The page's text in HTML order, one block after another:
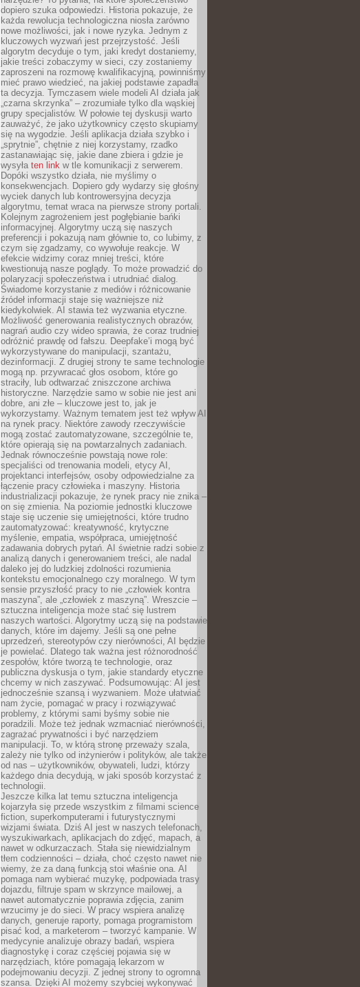
dopiero szuka odpowiedzi. Historia pokazuje, że
każda rewolucja technologiczna niosła zarówno
nowe możliwości, jak i nowe ryzyka. Jednym z
kluczowych wyzwań jest przejrzystość. Jeśli
algorytm decyduje o tym, jaki kredyt dostaniemy,
jakie treści zobaczymy w sieci, czy zostaniemy
zaproszeni na rozmowę kwalifikacyjną, powinniśmy
mieć prawo wiedzieć, na jakiej podstawie zapadła
ta decyzja. Tymczasem wiele modeli AI działa jak
„czarna skrzynka” – zrozumiałe tylko dla wąskiej
grupy specjalistów. W połowie tej dyskusji warto
zauważyć, że jako użytkownicy często skupiamy
się na wygodzie. Jeśli aplikacja działa szybko i
„sprytnie”, chętnie z niej korzystamy, rzadko
zastanawiając się, jakie dane zbiera i gdzie je
wysyła ten link w tle komunikacji z serwerem.
Dopóki wszystko działa, nie myślimy o
konsekwencjach. Dopiero gdy wydarzy się głośny
wyciek danych lub kontrowersyjna decyzja
algorytmu, temat wraca na pierwsze strony portali.
Kolejnym zagrożeniem jest pogłębianie bańki
informacyjnej. Algorytmy uczą się naszych
preferencji i pokazują nam głównie to, co lubimy, z
czym się zgadzamy, co wywołuje reakcje. W
efekcie widzimy coraz mniej treści, które
kwestionują nasze poglądy. To może prowadzić do
polaryzacji społeczeństwa i utrudniać dialog.
Świadome korzystanie z mediów i różnicowanie
źródeł informacji staje się ważniejsze niż
kiedykolwiek. AI stawia też wyzwania etyczne.
Możliwość generowania realistycznych obrazów,
nagrań audio czy wideo sprawia, że coraz trudniej
odróżnić prawdę od fałszu. Deepfake’i mogą być
wykorzystywane do manipulacji, szantażu,
dezinformacji. Z drugiej strony te same technologie
mogą np. przywracać głos osobom, które go
straciły, lub odtwarzać zniszczone archiwa
historyczne. Narzędzie samo w sobie nie jest ani
dobre, ani złe – kluczowe jest to, jak je
wykorzystamy. Ważnym tematem jest też wpływ AI
na rynek pracy. Niektóre zawody rzeczywiście
mogą zostać zautomatyzowane, szczególnie te,
które opierają się na powtarzalnych zadaniach.
Jednak równocześnie powstają nowe role:
specjaliści od trenowania modeli, etycy AI,
projektanci interfejsów, osoby odpowiedzialne za
łączenie pracy człowieka i maszyny. Historia
industrializacji pokazuje, że rynek pracy nie znika –
on się zmienia. Na poziomie jednostki kluczowe
staje się uczenie się umiejętności, które trudno
zautomatyzować: kreatywność, krytyczne
myślenie, empatia, współpraca, umiejętność
zadawania dobrych pytań. AI świetnie radzi sobie z
analizą danych i generowaniem treści, ale nadal
daleko jej do ludzkiej zdolności rozumienia
kontekstu emocjonalnego czy moralnego. W tym
sensie przyszłość pracy to nie „człowiek kontra
maszyna”, ale „człowiek z maszyną”. Wreszcie –
sztuczna inteligencja może stać się lustrem
naszych wartości. Algorytmy uczą się na podstawie
danych, które im dajemy. Jeśli są one pełne
uprzedzeń, stereotypów czy nierówności, AI będzie
je powielać. Dlatego tak ważna jest różnorodność
zespołów, które tworzą te technologie, oraz
publiczna dyskusja o tym, jakie standardy etyczne
chcemy w nich zaszywać. Podsumowując: AI jest
jednocześnie szansą i wyzwaniem. Może ułatwiać
nam życie, pomagać w pracy i rozwiązywać
problemy, z którymi sami byśmy sobie nie
poradzili. Może też jednak wzmacniać nierówności,
zagrażać prywatności i być narzędziem
manipulacji. To, w którą stronę przeważy szala,
zależy nie tylko od inżynierów i polityków, ale także
od nas – użytkowników, obywateli, ludzi, którzy
każdego dnia decydują, w jaki sposób korzystać z
technologii.
Jeszcze kilka lat temu sztuczna inteligencja
kojarzyła się przede wszystkim z filmami science
fiction, superkomputerami i futurystycznymi
wizjami świata. Dziś AI jest w naszych telefonach,
wyszukiwarkach, aplikacjach do zdjęć, mapach, a
nawet w odkurzaczach. Stała się niewidzialnym
tłem codzienności – działa, choć często nawet nie
wiemy, że za daną funkcją stoi właśnie ona. AI
pomaga nam wybierać muzykę, podpowiada trasy
dojazdu, filtruje spam w skrzynce mailowej, a
nawet automatycznie poprawia zdjęcia, zanim
wrzucimy je do sieci. W pracy wspiera analizę
danych, generuje raporty, pomaga programistom
pisać kod, a marketerom – tworzyć kampanie. W
medycynie analizuje obrazy badań, wspiera
diagnostykę i coraz częściej pojawia się w
narzędziach, które pomagają lekarzom w
podejmowaniu decyzji. Z jednej strony to ogromna
szansa. Dzięki AI możemy szybciej wykonywać